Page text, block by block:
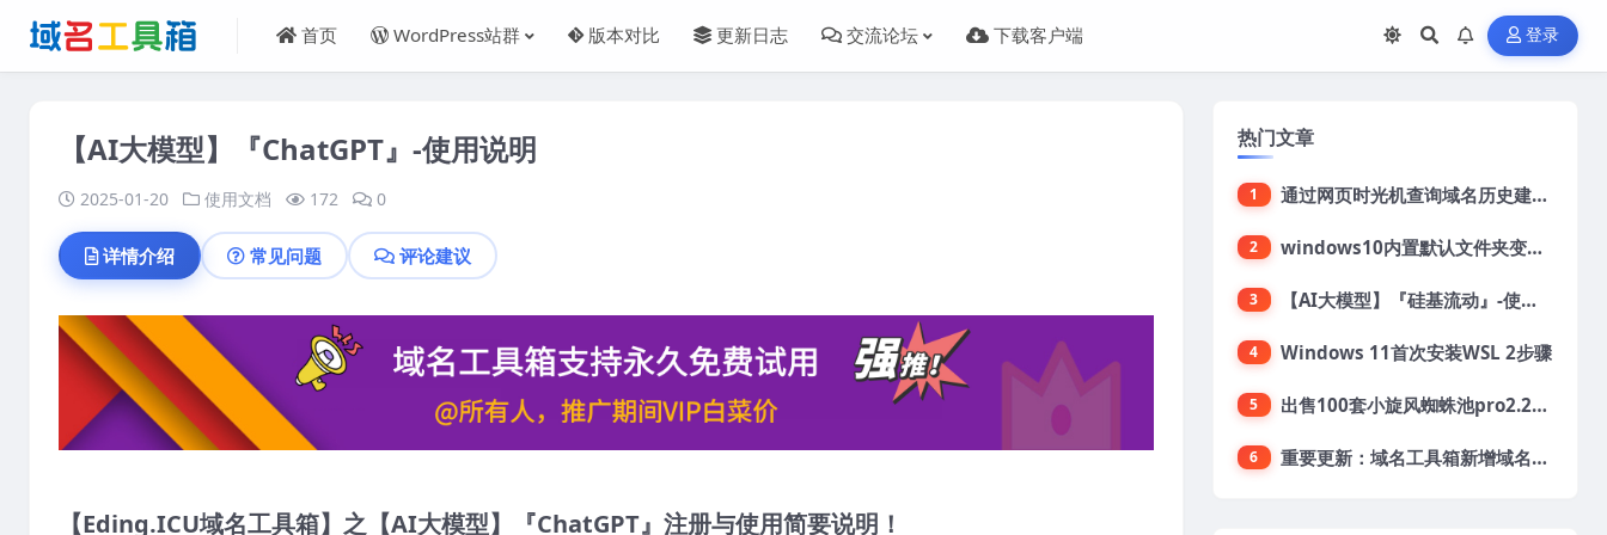
首页 WordPress站群 版本对比 更新日志 交流论坛 下载客户端 登录
【AI大模型】『ChatGPT』-使用说明
2025-01-20 使用文档 172 0
详情介绍 常见问题 评论建议
【Eding.ICU域名工具箱】之【AI大模型】『ChatGPT』注册与使用简要说明！
热门文章
1 通过网页时光机查询域名历史建站记录
2 windows10内置默认文件夹变英文解决方法，macOS桌面文件夹变英文解决方法
3 【AI大模型】『硅基流动』-使用说明
4 Windows 11首次安装WSL 2步骤
5 出售100套小旋风蜘蛛池pro2.2企业模板
6 重要更新：域名工具箱新增域名历史查询功能